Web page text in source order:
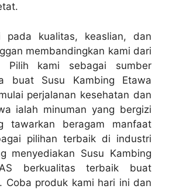
pada kualitas, keaslian, dan
membandingkan kami dari
Pilih kami sebagai sumber
buat Susu Kambing Etawa
perjalanan kesehatan dan
ialah minuman yang bergizi
tawarkan beragam manfaat
pilihan terbaik di industri
menyediakan Susu Kambing
berkualitas terbaik buat
Coba produk kami hari ini dan